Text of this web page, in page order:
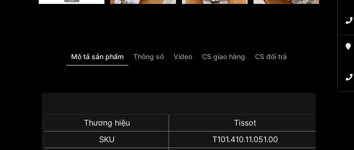
Mô tả sản phẩm Thông số Video CS giao hàng CS đổi trả
Thương hiệu
Tissot
SKU
T101.410.11.051.00